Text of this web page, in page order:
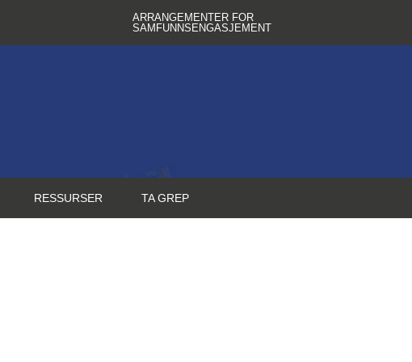
ARRANGEMENTER FOR
SAMFUNNSENGASJEMENT
RESSURSER TA GREP